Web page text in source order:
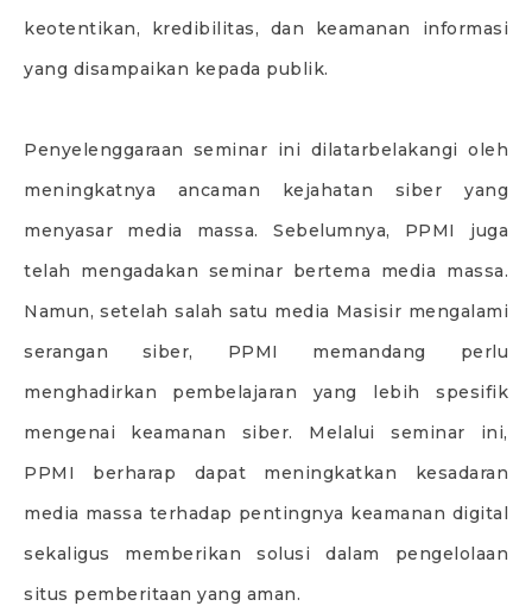
keotentikan, kredibilitas, dan keamanan informasi
yang disampaikan kepada publik.
Penyelenggaraan seminar ini dilatarbelakangi oleh
meningkatnya ancaman kejahatan siber yang
menyasar media massa. Sebelumnya, PPMI juga
telah mengadakan seminar bertema media massa.
Namun, setelah salah satu media Masisir mengalami
serangan siber, PPMI memandang perlu
menghadirkan pembelajaran yang lebih spesifik
mengenai keamanan siber. Melalui seminar ini,
PPMI berharap dapat meningkatkan kesadaran
media massa terhadap pentingnya keamanan digital
sekaligus memberikan solusi dalam pengelolaan
situs pemberitaan yang aman.